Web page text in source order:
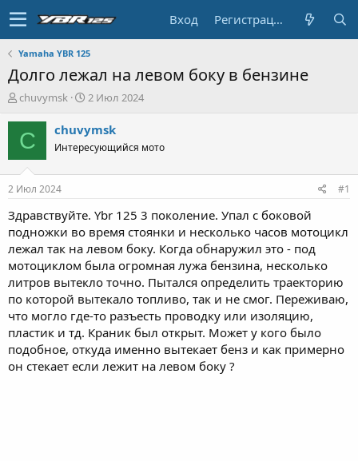
Вход Регистрация
Yamaha YBR 125
Долго лежал на левом боку в бензине
А
т
о
е
м
ы
chuvymsk
Д
т
а
н
л
2 Июл 2024
C chuvymsk
Интересующийся мото
2 Июл 2024 #1
Здравствуйте. Ybr 125 3 поколение. Упал с боковой
подножки во время стоянки и несколько часов мотоцикл
лежал так на левом боку. Когда обнаружил это - под
мотоциклом была огромная лужа бензина, несколько
литров вытекло точно. Пытался определить траекторию
по которой вытекало топливо, так и не смог. Переживаю,
что могло где-то разъесть проводку или изоляцию,
пластик и тд. Краник был открыт. Может у кого было
подобное, откуда именно вытекает бенз и как примерно
он стекает если лежит на левом боку ?